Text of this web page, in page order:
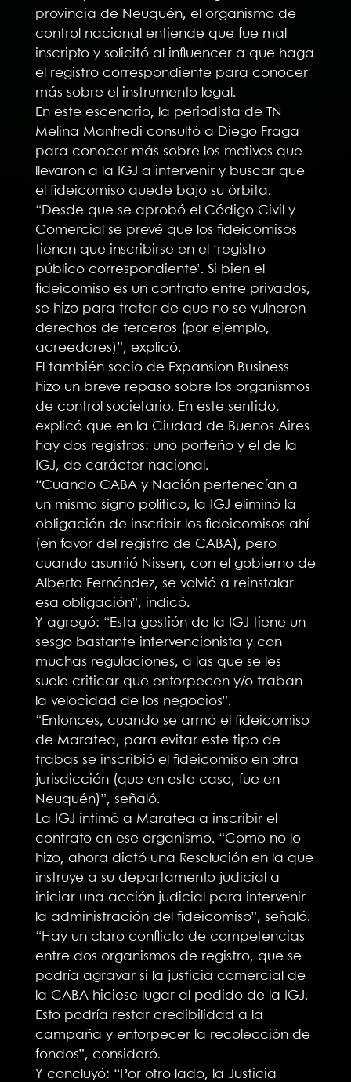
provincia de Neuquén, el organismo de
control nacional entiende que fue mal
inscripto y solicitó al influencer a que haga
el registro correspondiente para conocer
más sobre el instrumento legal.
En este escenario, la periodista de TN
Melina Manfredi consultó a Diego Fraga
para conocer más sobre los motivos que
llevaron a la IGJ a intervenir y buscar que
el fideicomiso quede bajo su órbita.
“Desde que se aprobó el Código Civil y
Comercial se prevé que los fideicomisos
tienen que inscribirse en el ‘registro
público correspondiente’. Si bien el
fideicomiso es un contrato entre privados,
se hizo para tratar de que no se vulneren
derechos de terceros (por ejemplo,
acreedores)”, explicó.
El también socio de Expansion Business
hizo un breve repaso sobre los organismos
de control societario. En este sentido,
explicó que en la Ciudad de Buenos Aires
hay dos registros: uno porteño y el de la
IGJ, de carácter nacional.
“Cuando CABA y Nación pertenecían a
un mismo signo político, la IGJ eliminó la
obligación de inscribir los fideicomisos ahí
(en favor del registro de CABA), pero
cuando asumió Nissen, con el gobierno de
Alberto Fernández, se volvió a reinstalar
esa obligación”, indicó.
Y agregó: “Esta gestión de la IGJ tiene un
sesgo bastante intervencionista y con
muchas regulaciones, a las que se les
suele criticar que entorpecen y/o traban
la velocidad de los negocios”.
“Entonces, cuando se armó el fideicomiso
de Maratea, para evitar este tipo de
trabas se inscribió el fideicomiso en otra
jurisdicción (que en este caso, fue en
Neuquén)”, señaló.
La IGJ intimó a Maratea a inscribir el
contrato en ese organismo. “Como no lo
hizo, ahora dictó una Resolución en la que
instruye a su departamento judicial a
iniciar una acción judicial para intervenir
la administración del fideicomiso”, señaló.
“Hay un claro conflicto de competencias
entre dos organismos de registro, que se
podría agravar si la justicia comercial de
la CABA hiciese lugar al pedido de la IGJ.
Esto podría restar credibilidad a la
campaña y entorpecer la recolección de
fondos”, consideró.
Y concluyó: “Por otro lado, la Justicia